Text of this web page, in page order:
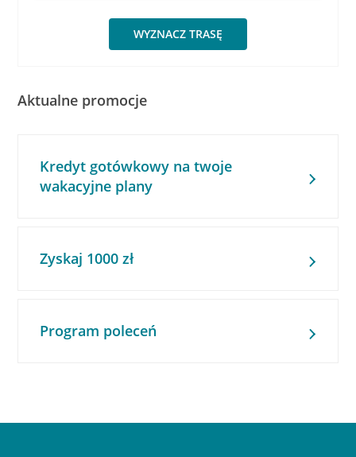
WYZNACZ TRASĘ
Aktualne promocje
Kredyt gotówkowy na twoje
wakacyjne plany
Zyskaj 1000 zł
Program poleceń